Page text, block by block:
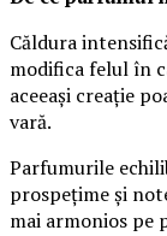
Căldura
modifica felul în
aceeași creație
vară.
Parfumurile
prospețime și
mai armonios pe